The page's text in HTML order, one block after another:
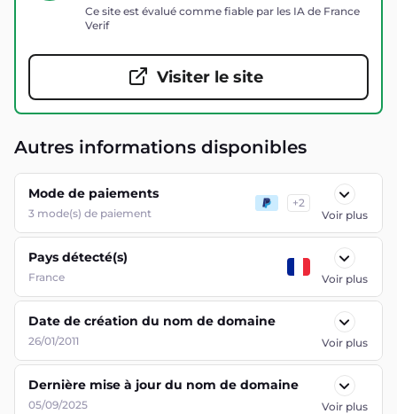
Ce site est évalué comme fiable par les IA de France
Verif
Visiter le site
Autres informations disponibles
Mode de paiements
3 mode(s) de paiement
+2
Voir plus
Pays détecté(s)
France Voir plus
Date de création du nom de domaine
26/01/2011 Voir plus
Dernière mise à jour du nom de domaine
05/09/2025 Voir plus